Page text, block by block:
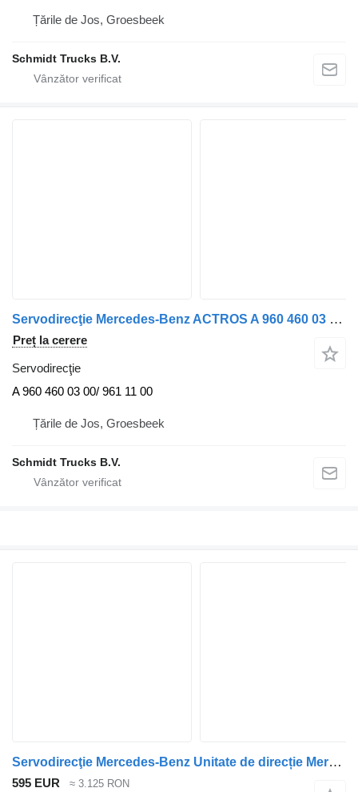
Țările de Jos, Groesbeek
Schmidt Trucks B.V.
Servodirecţie Mercedes-Benz ACTROS A 960 460 03 00/ A 961 460 11 00 STUURHUIS EURO 6 pentru camion
Preț la cerere
Servodirecţie
A 960 460 03 00/ 961 11 00
Țările de Jos, Groesbeek
Schmidt Trucks B.V.
Servodirecţie Mercedes-Benz Unitate de direcție Mercedes A 967 460 41 00 pentru camion
595 EUR ≈ 3.125 RON